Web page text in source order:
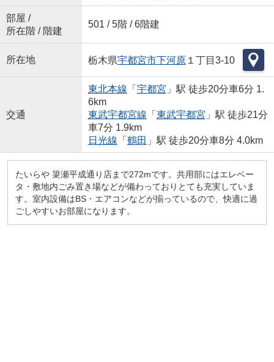
部屋 /
所在階 / 階建
501 / 5階 / 6階建
所在地 栃木県宇都宮市下河原１丁目3-10
交通
東北本線 「 宇都宮 」駅 徒歩20分車6分 1.
6km
東武宇都宮線 「 東武宇都宮 」駅 徒歩21分
車7分 1.9km
日光線 「 鶴田 」駅 徒歩20分車8分 4.0km
たいらや 簗瀬平成通り店まで272mです。共用部にはエレベー
タ・敷地内ごみ置き場などが備わっておりとても充実していま
す。室内設備はBS・エアコンなどが揃っているので、快適に過
ごしやすいお部屋になります。